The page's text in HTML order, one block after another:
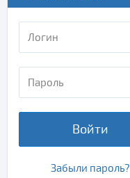
Войти
Забыли пароль?